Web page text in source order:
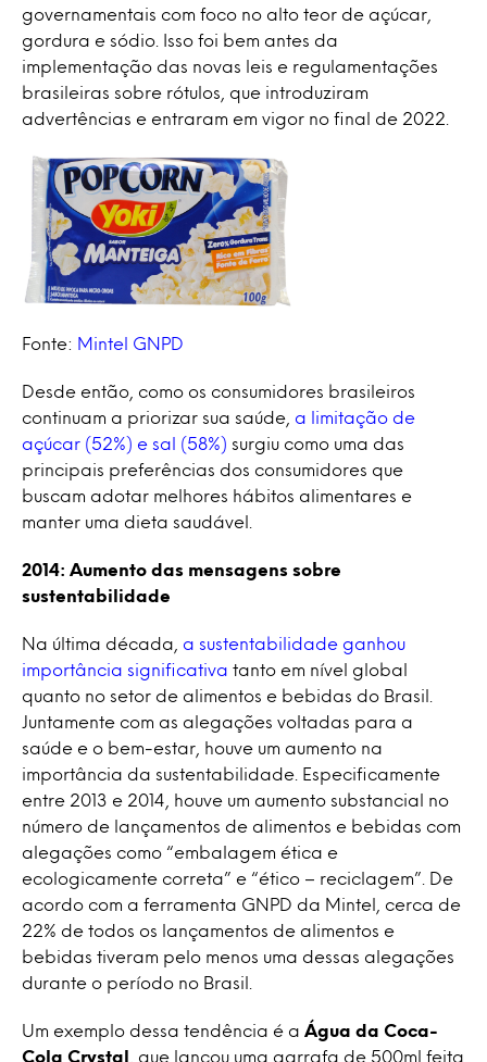
governamentais com foco no alto teor de açúcar,
gordura e sódio. Isso foi bem antes da
implementação das novas leis e regulamentações
brasileiras sobre rótulos, que introduziram
advertências e entraram em vigor no final de 2022.
Fonte: Mintel GNPD
Desde então, como os consumidores brasileiros
continuam a priorizar sua saúde, a limitação de
açúcar (52%) e sal (58%) surgiu como uma das
principais preferências dos consumidores que
buscam adotar melhores hábitos alimentares e
manter uma dieta saudável.
2014: Aumento das mensagens sobre
sustentabilidade
Na última década, a sustentabilidade ganhou
importância significativa tanto em nível global
quanto no setor de alimentos e bebidas do Brasil.
Juntamente com as alegações voltadas para a
saúde e o bem-estar, houve um aumento na
importância da sustentabilidade. Especificamente
entre 2013 e 2014, houve um aumento substancial no
número de lançamentos de alimentos e bebidas com
alegações como “embalagem ética e
ecologicamente correta” e “ético – reciclagem”. De
acordo com a ferramenta GNPD da Mintel, cerca de
22% de todos os lançamentos de alimentos e
bebidas tiveram pelo menos uma dessas alegações
durante o período no Brasil.
Um exemplo dessa tendência é a Água da Coca-
Cola Crystal
, que lançou uma garrafa de 500ml feita